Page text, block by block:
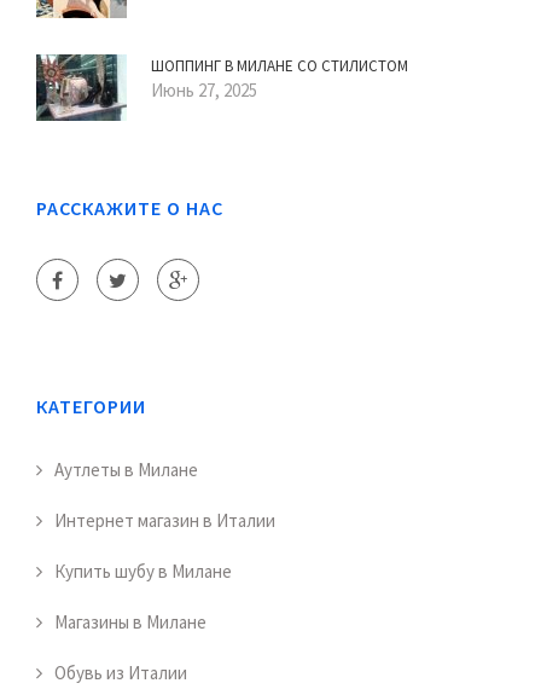
ШОППИНГ В МИЛАНЕ СО СТИЛИСТОМ
Июнь 27, 2025
РАССКАЖИТЕ О НАС
КАТЕГОРИИ
Аутлеты в Милане
Интернет магазин в Италии
Купить шубу в Милане
Магазины в Милане
Обувь из Италии